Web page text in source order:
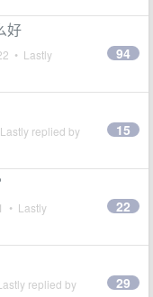
好
• Lastly
94
replied by 15
• Lastly
22
replied by 29